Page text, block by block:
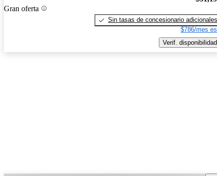
Gran oferta
Sin tasas de concesionario adicionales
$786/mes
Verif. disponibilidad